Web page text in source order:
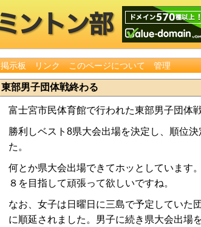
掲示板 リンク このページについて 管理
東部男子団体戦終わる
富士宮市民体育館で行われた東部男子団体
勝利しベスト8県大会出場を決定し、順位
た。
何とか県大会出場できてホッとしています
８を目指して頑張って欲しいですね。
なお、女子は日曜日に三島で予定していた
に順延されました。男子に続き県大会出場